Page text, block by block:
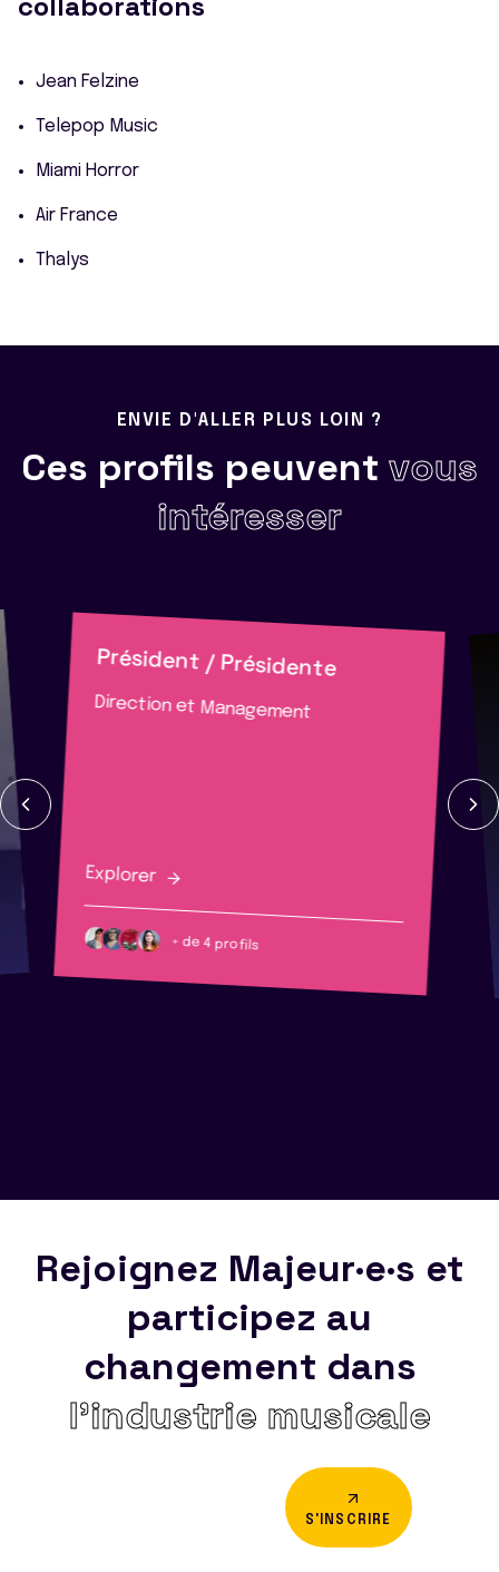
Jean Felzine
Telepop Music
Miami Horror
Air France
Thalys
ENVIE D'ALLER PLUS LOIN ?
Ces profils peuvent vous
intéresser
Président / Présidente
Direction et Management
Explorer
+ de 4 profils
Rejoignez Majeur·e·s et
participez au
changement dans
l’industrie musicale
S'INSCRIRE